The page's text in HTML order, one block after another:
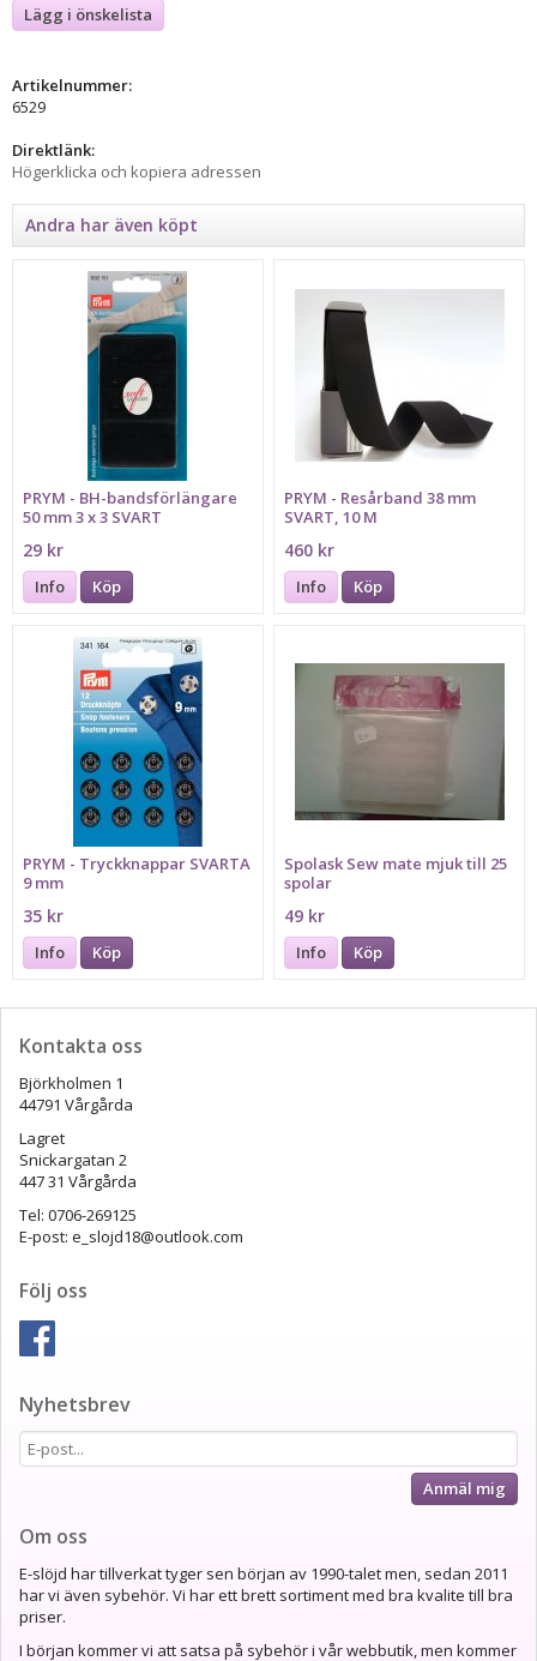
Lägg i önskelista
Artikelnummer:
6529
Direktlänk:
Högerklicka och kopiera adressen
Andra har även köpt
PRYM - BH-bandsförlängare
50 mm 3 x 3 SVART
29 kr
Info Köp
PRYM - Resårband 38 mm
SVART, 10 M
460 kr
Info Köp
PRYM - Tryckknappar SVARTA
9 mm
35 kr
Info Köp
Spolask Sew mate mjuk till 25
spolar
49 kr
Info Köp
Kontakta oss
Björkholmen 1
44791 Vårgårda
Lagret
Snickargatan 2
447 31 Vårgårda
Tel: 0706-269125
E-post: e_slojd18@outlook.com
Följ oss
Nyhetsbrev
Anmäl mig
Om oss
E-slöjd har tillverkat tyger sen början av 1990-talet men, sedan 2011
har vi även sybehör. Vi har ett brett sortiment med bra kvalite till bra
priser.
I början kommer vi att satsa på sybehör i vår webbutik, men kommer